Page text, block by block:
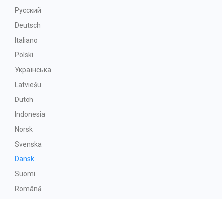
Русский
Deutsch
Italiano
Polski
Українська
Latviešu
Dutch
Indonesia
Norsk
Svenska
Dansk
Suomi
Română